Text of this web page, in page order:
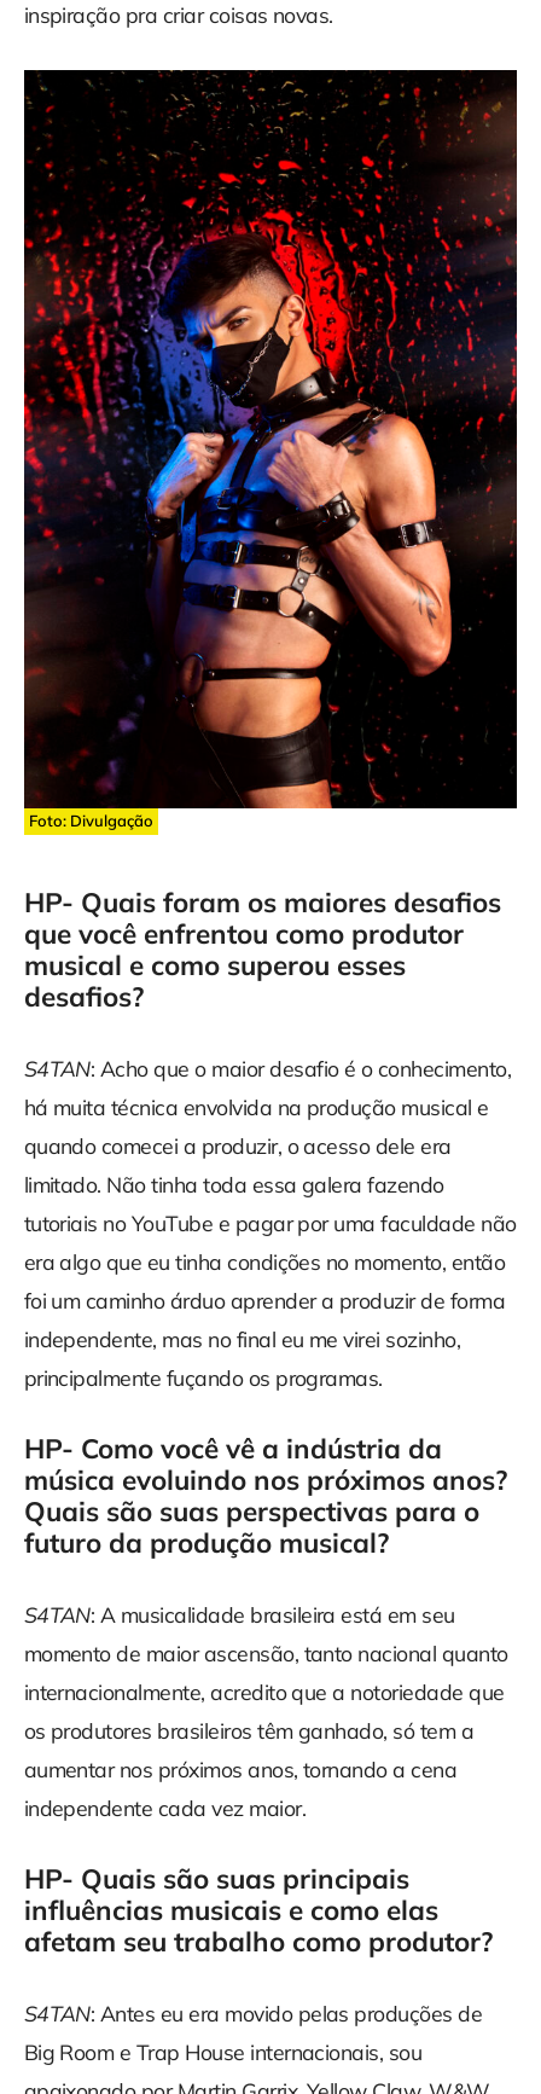
inspiração pra criar coisas novas.
Foto: Divulgação
HP- Quais foram os maiores desafios
que você enfrentou como produtor
musical e como superou esses
desafios?
S4TAN: Acho que o maior desafio é o conhecimento,
há muita técnica envolvida na produção musical e
quando comecei a produzir, o acesso dele era
limitado. Não tinha toda essa galera fazendo
tutoriais no YouTube e pagar por uma faculdade não
era algo que eu tinha condições no momento, então
foi um caminho árduo aprender a produzir de forma
independente, mas no final eu me virei sozinho,
principalmente fuçando os programas.
HP- Como você vê a indústria da
música evoluindo nos próximos anos?
Quais são suas perspectivas para o
futuro da produção musical?
S4TAN: A musicalidade brasileira está em seu
momento de maior ascensão, tanto nacional quanto
internacionalmente, acredito que a notoriedade que
os produtores brasileiros têm ganhado, só tem a
aumentar nos próximos anos, tornando a cena
independente cada vez maior.
HP- Quais são suas principais
influências musicais e como elas
afetam seu trabalho como produtor?
S4TAN: Antes eu era movido pelas produções de
Big Room e Trap House internacionais, sou